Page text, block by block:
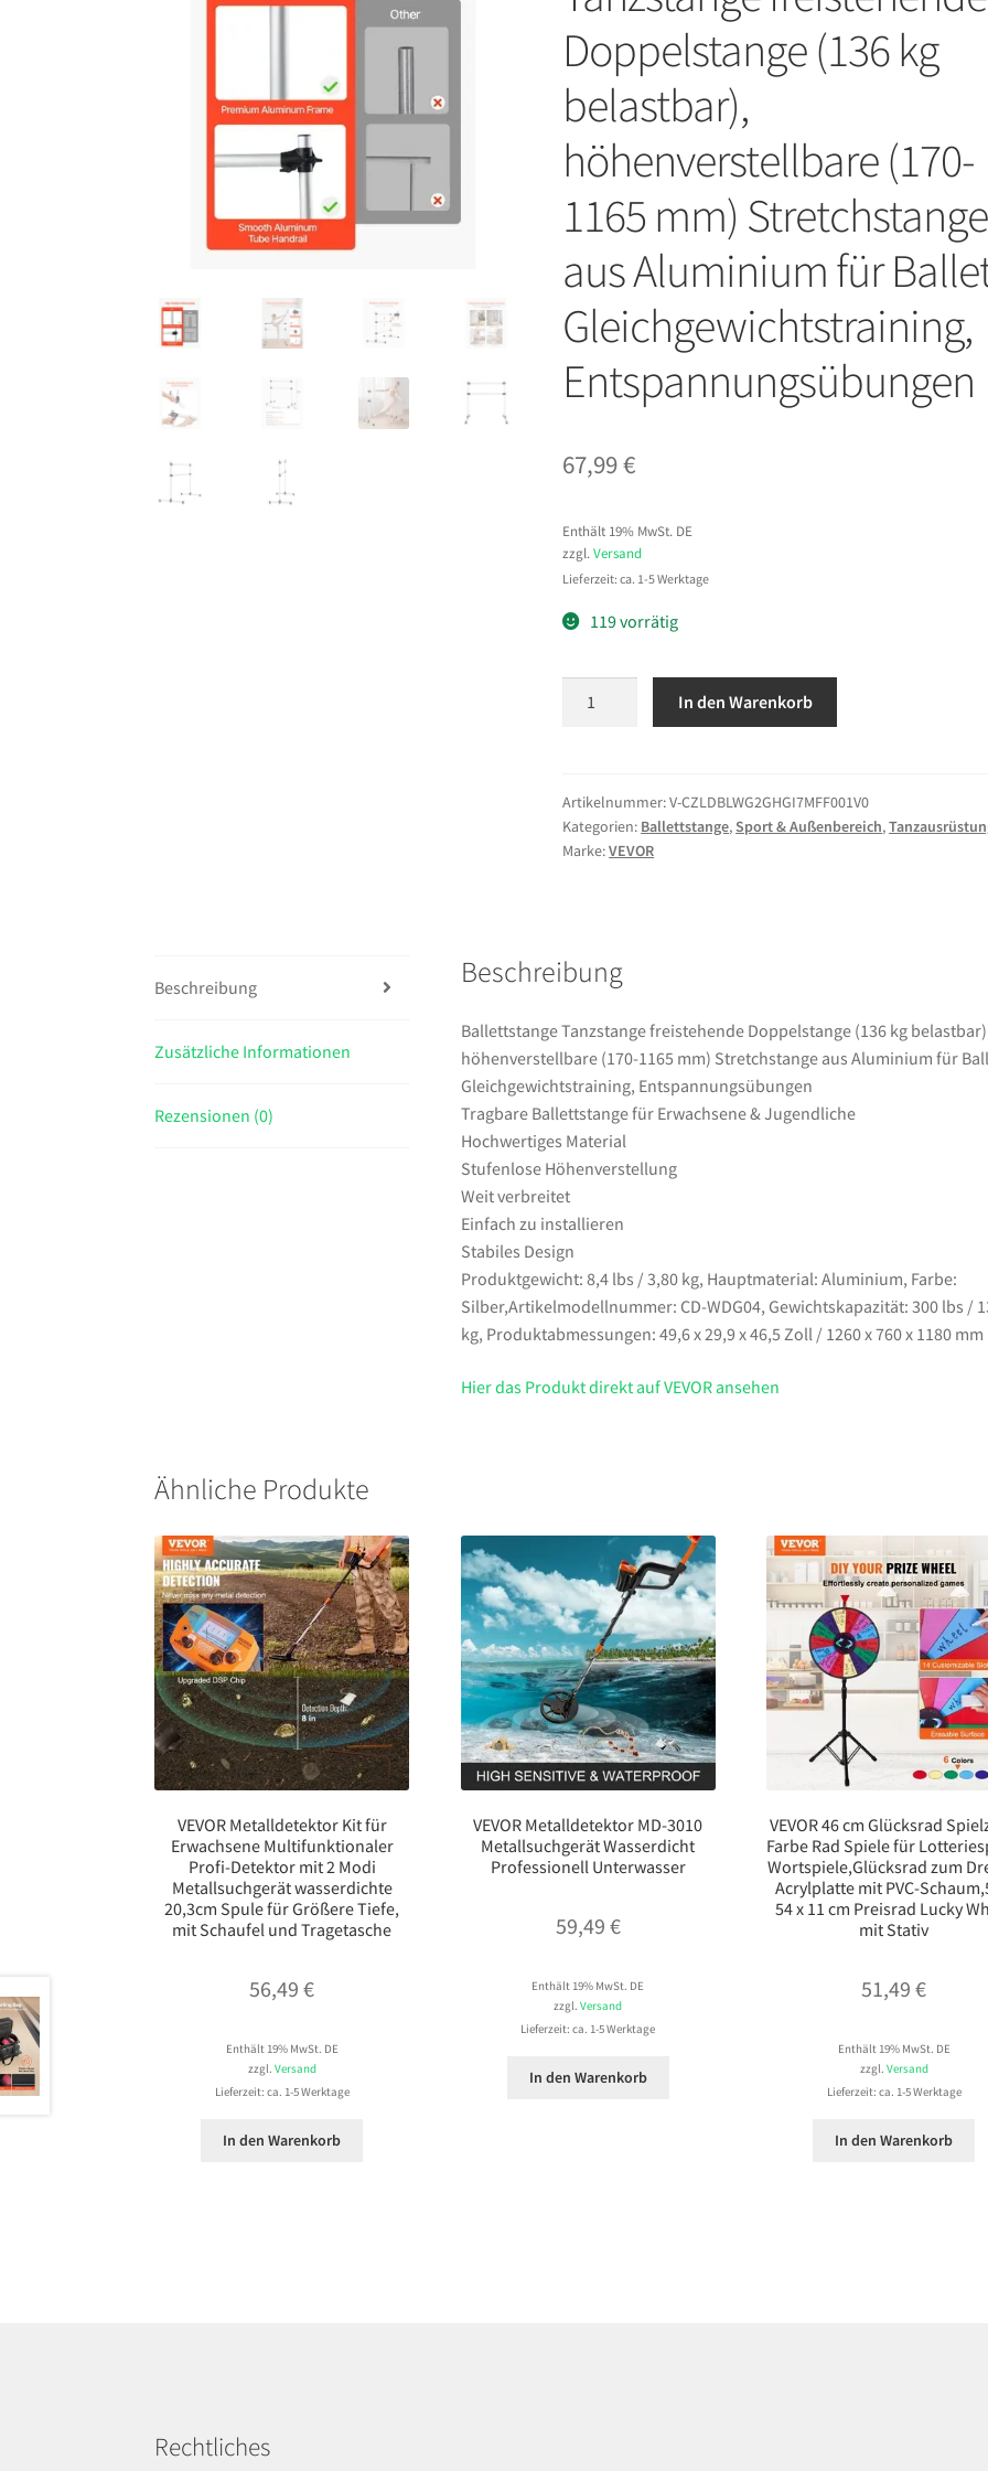
Doppelstange (136 kg
belastbar),
höhenverstellbare (170-
1165 mm) Stretchstange
aus Aluminium für
Gleichgewichtstraining,
Entspannungsübungen
67,99€
Enthält 19% MwSt. DE
zzgl.Versand
Lieferzeit: ca. 1-5 Werktage
119 vorrätig
Doppelstange
(136
kg
1165
Stretchstange
aus
Aluminium
für
Ballett,
Gleichgewichtstraining,
Entspannungsübungen
Menge
In den Warenkorb
Artikelnummer:V-CZLDBLWG2GHGI7MFF001V0
Kategorien: Ballettstange,Sport & Außenbereich,
Marke:VEVOR
Beschreibung
Zusätzliche Informationen
Rezensionen (0)
Beschreibung
Ballettstange Tanzstange freistehende Doppelstange (136 kg
höhenverstellbare (170-1165 mm) Stretchstange aus Aluminium für
Gleichgewichtstraining, Entspannungsübungen
Tragbare Ballettstange für Erwachsene & Jugendliche
Hochwertiges Material
Stufenlose Höhenverstellung
Weit verbreitet
Einfach zu installieren
Stabiles Design
Produktgewicht: 8,4 lbs / 3,80 kg, Hauptmaterial: Aluminium, Farbe:
Silber,Artikelmodellnummer: CD-WDG04, Gewichtskapazität: 300 lbs /
kg, Produktabmessungen: 49,6 x 29,9 x 46,5 Zoll / 1260 x 760 x 1180 mm
Hier das Produkt direkt auf VEVOR ansehen
Ähnliche Produkte
VEVOR Metalldetektor Kit für
Erwachsene Multifunktionaler
Profi-Detektor mit 2 Modi
Metallsuchgerät wasserdichte
20,3cm Spule für Größere Tiefe,
mit Schaufel und Tragetasche
56,49€
Enthält 19% MwSt. DE
zzgl. Versand
Lieferzeit: ca. 1-5 Werktage
In den Warenkorb
VEVOR Metalldetektor MD-3010
Metallsuchgerät Wasserdicht
Professionell Unterwasser
59,49 €
Enthält 19% MwSt. DE
zzgl.Versand
Lieferzeit: ca. 1-5 Werktage
In den Warenkorb
VEVOR 46 cm Glücksrad
Farbe Rad Spiele für
Wortspiele,Glücksrad zum
Acrylplatte mit PVC-
54 x 11 cm Preisrad Lucky
mit Stativ
51,49€
Enthält 19% MwSt. DE
zzgl. Versand
Lieferzeit: ca. 1-5 Werktage
In den Warenkorb
Rechtliches